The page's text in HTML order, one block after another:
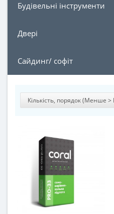
Будівельні інструменти
Двері
Сайдинг/ софіт